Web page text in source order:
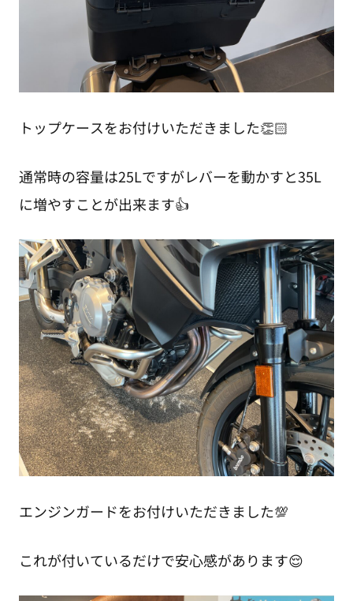
トップケースをお付けいただきました👏🏻
通常時の容量は25Lですがレバーを動かすと35L
に増やすことが出来ます👍
エンジンガードをお付けいただきました💯
これが付いているだけで安心感があります😌